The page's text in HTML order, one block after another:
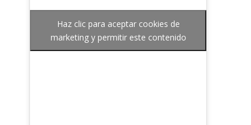
Haz clic para aceptar cookies de
marketing y permitir este contenido